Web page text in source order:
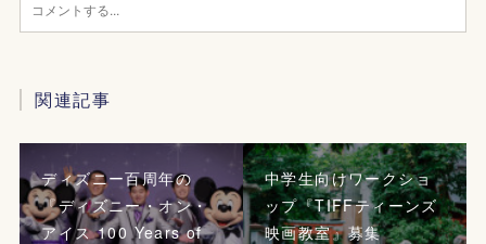
関連記事
ディズニー百周年の
『ディズニー・オン・
アイス 100 Years of
中学生向けワークショ
ップ『TIFFティーンズ
映画教室』募集